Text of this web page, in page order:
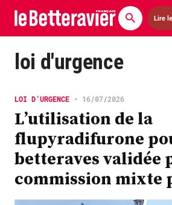
Lire
Actualités
Agronomie
Matériels
La technique ITB
Pommes de terre
loi d'urgence
LOI D’URGENCE • 16/07/2026
L’utilisation de la
flupyradifurone
betteraves validée
commission mixte